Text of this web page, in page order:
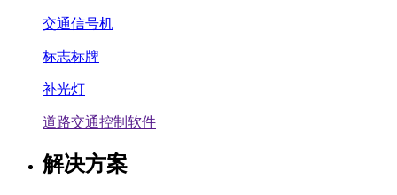
交通信号机
标志标牌
补光灯
道路交通控制软件
解决方案